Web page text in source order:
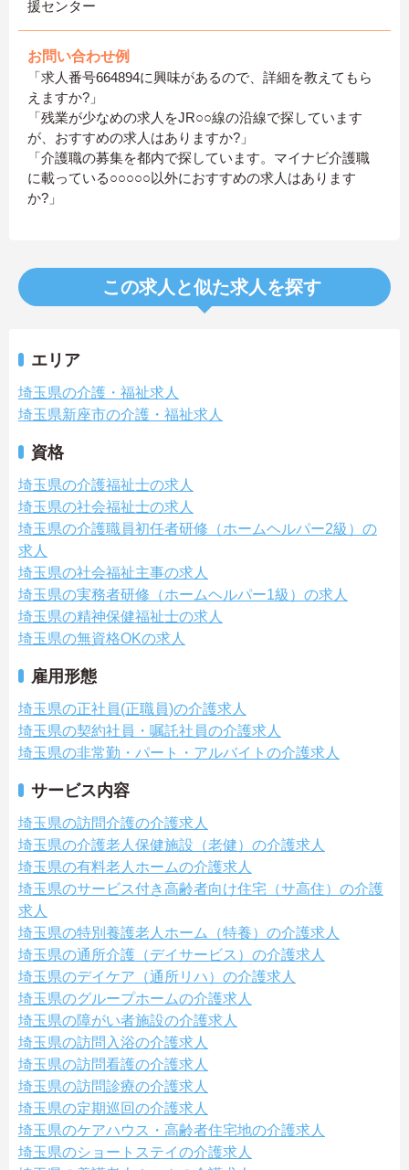
援センター
お問い合わせ例
「求人番号664894に興味があるので、詳細を教えてもら
えますか?」
「残業が少なめの求人をJR○○線の沿線で探しています
が、おすすめの求人はありますか?」
「介護職の募集を都内で探しています。マイナビ介護職
に載っている○○○○○以外におすすめの求人はあります
か?」
この求人と似た求人を探す
エリア
埼玉県の介護・福祉求人
埼玉県新座市の介護・福祉求人
資格
埼玉県の介護福祉士の求人
埼玉県の社会福祉士の求人
埼玉県の介護職員初任者研修（ホームヘルパー2級）の
求人
埼玉県の社会福祉主事の求人
埼玉県の実務者研修（ホームヘルパー1級）の求人
埼玉県の精神保健福祉士の求人
埼玉県の無資格OKの求人
雇用形態
埼玉県の正社員(正職員)の介護求人
埼玉県の契約社員・嘱託社員の介護求人
埼玉県の非常勤・パート・アルバイトの介護求人
サービス内容
埼玉県の訪問介護の介護求人
埼玉県の介護老人保健施設（老健）の介護求人
埼玉県の有料老人ホームの介護求人
埼玉県のサービス付き高齢者向け住宅（サ高住）の介護
求人
埼玉県の特別養護老人ホーム（特養）の介護求人
埼玉県の通所介護（デイサービス）の介護求人
埼玉県のデイケア（通所リハ）の介護求人
埼玉県のグループホームの介護求人
埼玉県の障がい者施設の介護求人
埼玉県の訪問入浴の介護求人
埼玉県の訪問看護の介護求人
埼玉県の訪問診療の介護求人
埼玉県の定期巡回の介護求人
埼玉県のケアハウス・高齢者住宅地の介護求人
埼玉県のショートステイの介護求人